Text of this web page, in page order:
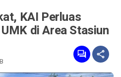
KAI Perluas
di Area Stasiun